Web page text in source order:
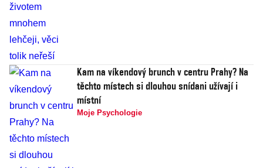
Kam na víkendový brunch v centru Prahy? Na
těchto místech si dlouhou snídani užívají i
místní
Moje Psychologie